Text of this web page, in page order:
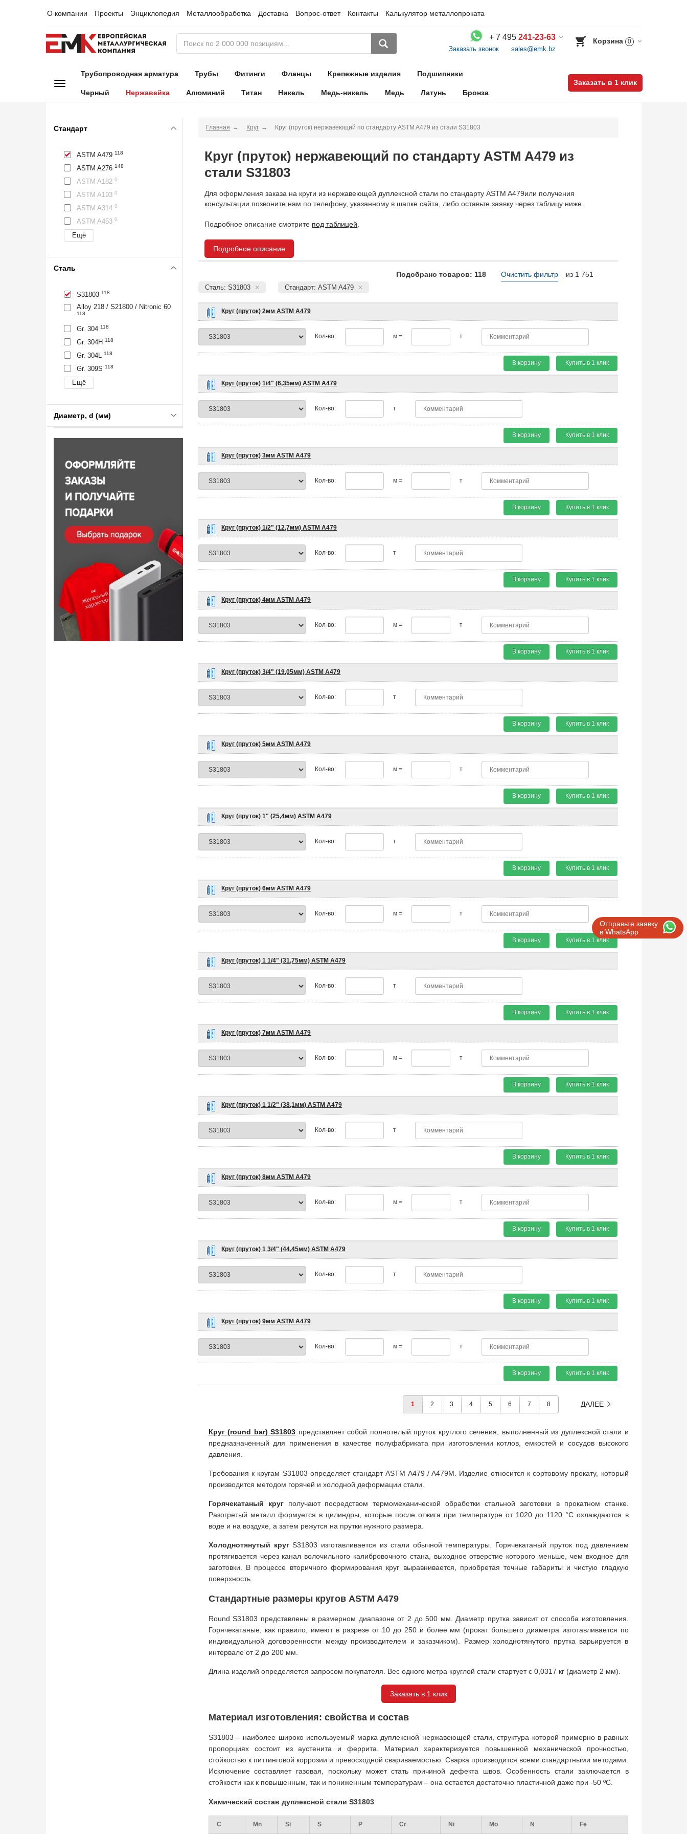
О компании Проекты Энциклопедия Металлообработка Доставка Вопрос-ответ Контакты Калькулятор металлопроката
+ 7 495 241-23-63
Заказать звонок sales@emk.bz
Корзина 0
Трубопроводная арматура Трубы Фитинги Фланцы Крепежные изделия Подшипники
Черный Нержавейка Алюминий Титан Никель Медь-никель Медь Латунь Бронза
Заказать в 1 клик
Отправьте заявку
в WhatsApp
Стандарт
ASTM A479 118
ASTM A276 148
ASTM A182 0
ASTM A193 0
ASTM A314 0
ASTM A453 0
Сталь
S31803 118
Alloy 218 / S21800 / Nitronic 60
118
Gr. 304 118
Gr. 304H 118
Gr. 304L 118
Gr. 309S 118
Диаметр, d (мм)
Главная Круг Круг (пруток) нержавеющий по стандарту ASTM A479 из стали S31803
Круг (пруток) нержавеющий по стандарту ASTM A479 из
стали S31803
Для оформления заказа на круги из нержавеющей дуплексной стали по стандарту ASTM A479или получения
консультации позвоните нам по телефону, указанному в шапке сайта, либо оставьте заявку через таблицу ниже.
Подробное описание смотрите под таблицей
Подробное описание
Подобрано товаров: 118 из 1 751
Очистить фильтр
Сталь: S31803 Стандарт: ASTM A479
Круг (пруток) 2мм ASTM A479
Кол-во: м = т
В корзину Купить в 1 клик
Круг (пруток) 1/4" (6,35мм) ASTM A479
Кол-во: т
В корзину Купить в 1 клик
Круг (пруток) 3мм ASTM A479
Кол-во: м = т
В корзину Купить в 1 клик
Круг (пруток) 1/2" (12,7мм) ASTM A479
Кол-во: т
В корзину Купить в 1 клик
Круг (пруток) 4мм ASTM A479
Кол-во: м = т
В корзину Купить в 1 клик
Круг (пруток) 3/4" (19,05мм) ASTM A479
Кол-во: т
В корзину Купить в 1 клик
Круг (пруток) 5мм ASTM A479
Кол-во: м = т
В корзину Купить в 1 клик
Круг (пруток) 1" (25,4мм) ASTM A479
Кол-во: т
В корзину Купить в 1 клик
Круг (пруток) 6мм ASTM A479
Кол-во: м = т
В корзину Купить в 1 клик
Круг (пруток) 1 1/4" (31,75мм) ASTM A479
Кол-во: т
В корзину Купить в 1 клик
Круг (пруток) 7мм ASTM A479
Кол-во: м = т
В корзину Купить в 1 клик
Круг (пруток) 1 1/2" (38,1мм) ASTM A479
Кол-во: т
В корзину Купить в 1 клик
Круг (пруток) 8мм ASTM A479
Кол-во: м = т
В корзину Купить в 1 клик
Круг (пруток) 1 3/4" (44,45мм) ASTM A479
Кол-во: т
В корзину Купить в 1 клик
Круг (пруток) 9мм ASTM A479
Кол-во: м = т
В корзину Купить в 1 клик
1 2 3 4 5 6 7 8 ДАЛЕЕ
Круг (round bar) S31803 представляет собой полнотелый пруток круглого сечения, выполненный из дуплексной стали и
предназначенный для применения в качестве полуфабриката при изготовлении котлов, емкостей и сосудов высокого
давления.
Требования к кругам S31803 определяет стандарт ASTM A479 / A479M. Изделие относится к сортовому прокату, который
производится методом горячей и холодной деформации стали.
Горячекатаный кругполучают посредством термомеханической обработки стальной заготовки в прокатном станке.
Разогретый металл формуется в цилиндры, которые после отжига при температуре от 1020 до 1120 °C охлаждаются в
воде и на воздухе, а затем режутся на прутки нужного размера.
Холоднотянутый кругS31803 изготавливается из стали обычной температуры. Горячекатаный пруток под давлением
протягивается через канал волочильного калибровочного стана, выходное отверстие которого меньше, чем входное для
заготовки. В процессе вторичного формирования круг выравнивается, приобретая точные габариты и чистую гладкую
поверхность.
Стандартные размеры кругов ASTM A479
Round S31803 представлены в размерном диапазоне от 2 до 500 мм. Диаметр прутка зависит от способа изготовления.
Горячекатаные, как правило, имеют в разрезе от 10 до 250 и более мм (прокат большего диаметра изготавливается по
индивидуальной договоренности между производителем и заказчиком). Размер холоднотянутого прутка варьируется в
интервале от 2 до 200 мм.
Длина изделий определяется запросом покупателя. Вес одного метра круглой стали стартует с 0,0317 кг (диаметр 2 мм).
Заказать в 1 клик
Материал изготовления: свойства и состав
S31803 – наиболее широко используемый марка дуплексной нержавеющей стали, структура которой примерно в равных
пропорциях состоит из аустенита и феррита. Материал характеризуется повышенной механической прочностью,
стойкостью к питтинговой коррозии и превосходной свариваемостью. Сварка производится всеми стандартными методами.
Исключение составляет газовая, поскольку может стать причиной дефекта швов. Особенность стали заключается в
стойкости как к повышенным, так и пониженным температурам – она остается достаточно пластичной даже при -50 ºС.
Химический состав дуплексной стали S31803
C Mn Si S P Cr Ni Mo N Fe